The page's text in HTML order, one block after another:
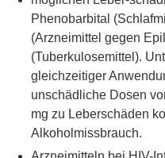
Phenobarbital
(Arzneimittel gegen
(Tuberkulosemittel).
gleichzeitiger
unschädliche Dosen
mg zu Leberschäden
Alkoholmissbrauch.